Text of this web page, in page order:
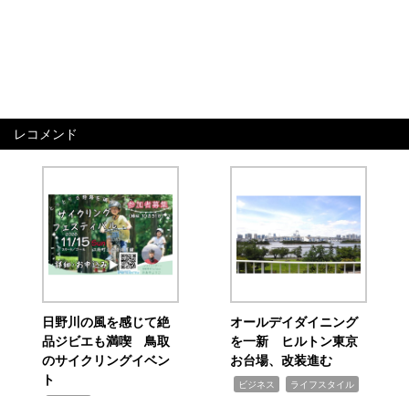
レコメンド
日野川の風を感じて絶
品ジビエも満喫 鳥取
のサイクリングイベン
ト
オールデイダイニング
を一新 ヒルトン東京
お台場、改装進む
ビジネス ライフスタイル